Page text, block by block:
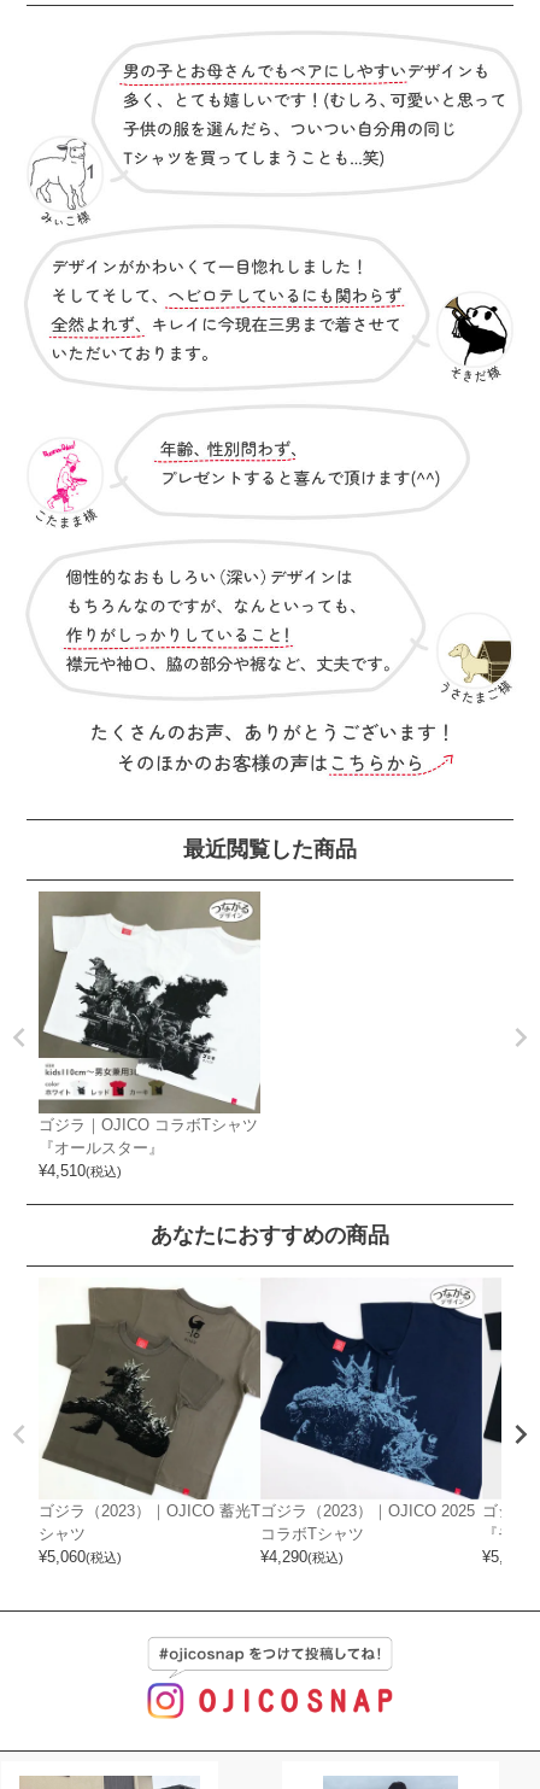
最近閲覧した商品
ゴジラ｜OJICO コラボTシャツ
『オールスター』
¥4,510(税込)
あなたにおすすめの商品
ゴジラ（2023）｜OJICO 蓄光T
シャツ
¥5,060(税込)
ゴジラ（2023）｜OJICO 2025
コラボTシャツ
¥4,290(税込)
ゴジラ
『モン
¥5,060